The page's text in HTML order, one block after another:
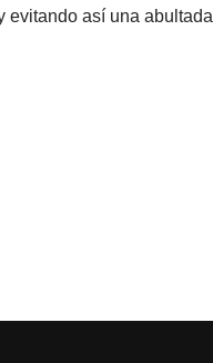
evitando así una abultada